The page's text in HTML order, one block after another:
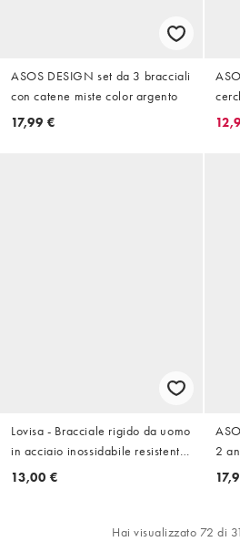
ASOS DESIGN set da 3 bracciali
con catene miste color argento
17,99 €
Lovisa - Bracciale rigido da uomo
in acciaio inossidabile resistente
all'acqua color argento con
13,00 €
2
Hai visualizzato 72 di